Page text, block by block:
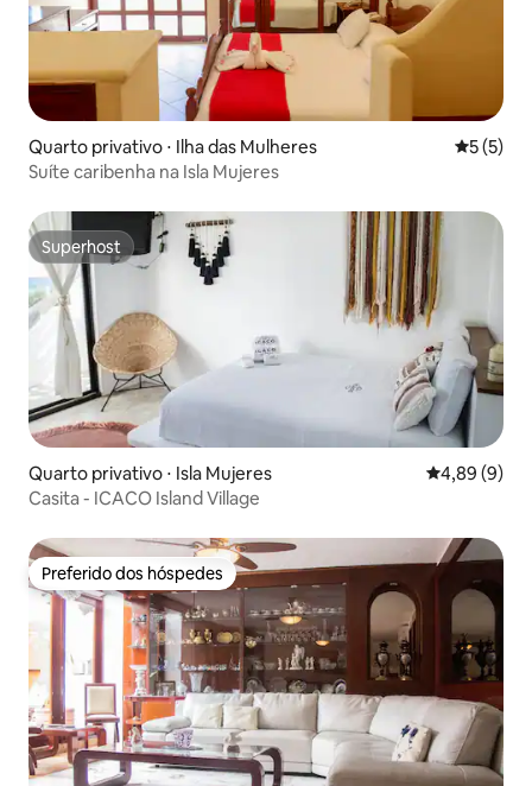
Quarto privativo ⋅ Ilha das Mulheres 5 de
5 (5)
Suíte caribenha na Isla Mujeres
Superhost
Superhost
Quarto privativo ⋅ Isla Mujeres 4,89 de uma
4,89 (9)
Casita - ICACO Island Village
Preferido dos hóspedes
Preferido dos hóspedes